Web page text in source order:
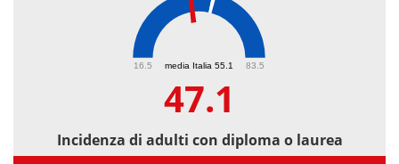
media Italia 55.1
16.5 83.5
47.1
Incidenza di adulti con diploma o laurea